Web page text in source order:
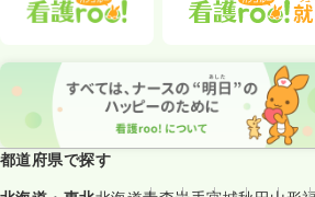
都道府県で探す